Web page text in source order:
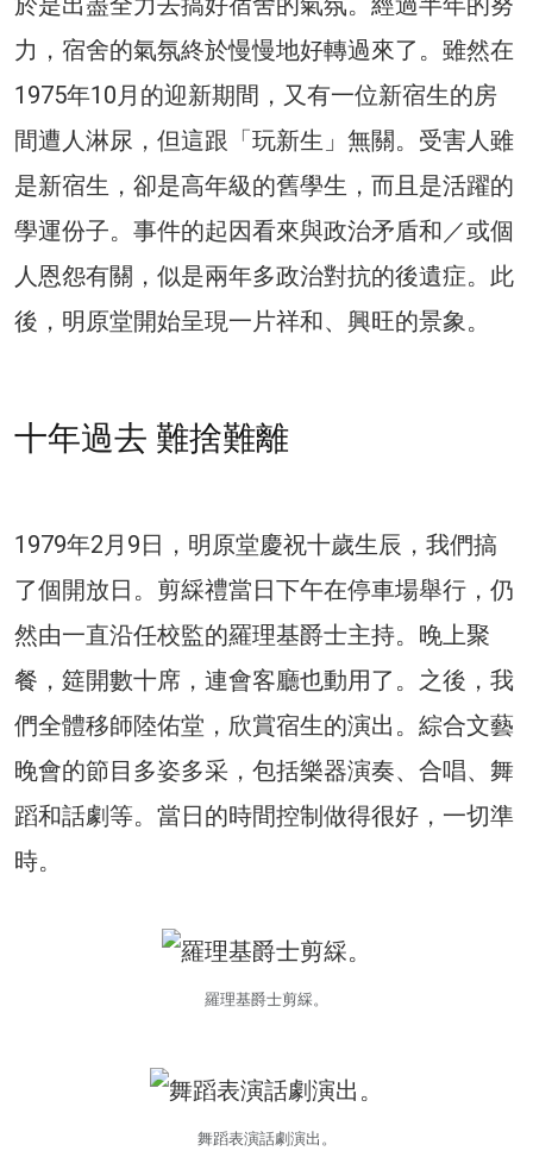
力，宿舍的氣氛終於慢慢地好轉過來了。雖然在
1975年10月的迎新期間，又有一位新宿生的房
間遭人淋尿，但這跟「玩新生」無關。受害人雖
是新宿生，卻是高年級的舊學生，而且是活躍的
學運份子。事件的起因看來與政治矛盾和／或個
人恩怨有關，似是兩年多政治對抗的後遺症。此
後，明原堂開始呈現一片祥和、興旺的景象。
十年過去 難捨難離
1979年2月9日，明原堂慶祝十歲生辰，我們搞
了個開放日。剪綵禮當日下午在停車場舉行，仍
然由一直沿任校監的羅理基爵士主持。晚上聚
餐，筵開數十席，連會客廳也動用了。之後，我
們全體移師陸佑堂，欣賞宿生的演出。綜合文藝
晚會的節目多姿多采，包括樂器演奏、合唱、舞
蹈和話劇等。當日的時間控制做得很好，一切準
時。
羅理基爵士剪綵。
舞蹈表演話劇演出。